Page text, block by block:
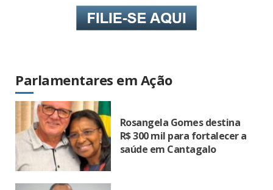
Parlamentares em Ação
Rosangela Gomes destina
R$ 300 mil para fortalecer a
saúde em Cantagalo